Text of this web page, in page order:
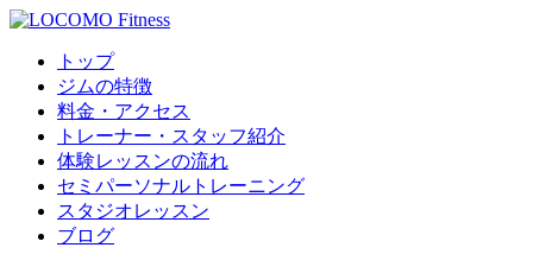
トップ
ジムの特徴
料金・アクセス
トレーナー・スタッフ紹介
体験レッスンの流れ
セミパーソナルトレーニング
スタジオレッスン
ブログ